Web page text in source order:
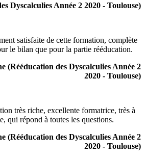
Dyscalculies Année 2 2020 - Toulouse)
satisfaite de cette formation, complète
le bilan que pour la partie rééducation.
(Rééducation des Dyscalculies Année 2
2020 - Toulouse)
très riche, excellente formatrice, très à
qui répond à toutes les questions.
(Rééducation des Dyscalculies Année 2
2020 - Toulouse)